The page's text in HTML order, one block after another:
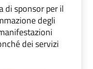
di sponsor per il
degli
dei servizi